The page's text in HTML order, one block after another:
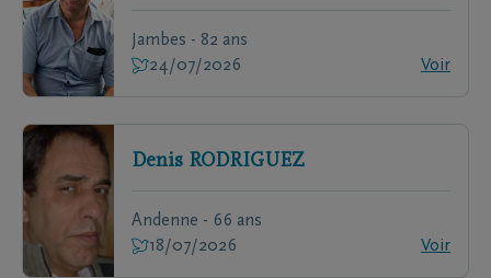
Jambes - 82 ans
24/07/2026
Voir
Denis RODRIGUEZ
Andenne - 66 ans
18/07/2026
Voir